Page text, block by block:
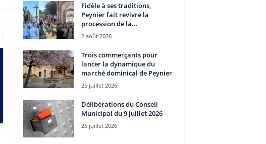
Fidèle à ses traditions,
Peynier fait revivre la
procession de la...
2 août 2026
Trois commerçants pour
lancer la dynamique du
marché dominical de Peynier
25 juillet 2026
Délibérations du Conseil
Municipal du 9 juillet 2026
25 juillet 2026